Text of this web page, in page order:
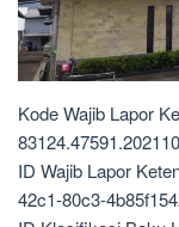
Kode Wajib Lapor
ID Wajib Lapor
42c1-80c3-